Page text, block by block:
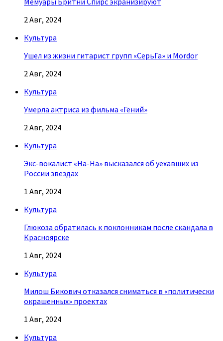
2 Авг, 2024
Культура
Ушел из жизни гитарист групп «СерьГа» и Mordor
2 Авг, 2024
Культура
Умерла актриса из фильма «Гений»
2 Авг, 2024
Культура
Экс-вокалист «На-На» высказался об уехавших из
России звездах
1 Авг, 2024
Культура
Глюкоза обратилась к поклонникам после скандала в
Красноярске
1 Авг, 2024
Культура
Милош Бикович отказался сниматься в «политически
окрашенных» проектах
1 Авг, 2024
Культура